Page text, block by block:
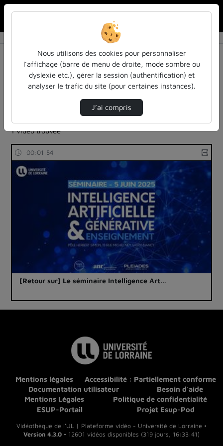
Résultats de la recherche
Filtres actifs (cliquer pour en retirer) :
reportages
sdun-videos-en-ligne
sdun-videos-en-ligne
sdun-videos-en-ligne
enseignement-superieur
1 vidéo trouvée
00:01:54
[Retour sur] Le séminaire Intelligence Art…
Mentions légales
Accessibilité : Partiellement conforme
Documentation utilisateur
Besoin d'aide
Mentions Légales
Politique de confidentialité
ESUP-Portail
Projet Esup-Pod
Vidéothèque de l'UL | Plateforme vidéo - Université de Lorraine •
Version 4.3.0 • 12601 vidéos disponibles (319 jours, 16:33:41)
Nous utilisons des cookies pour personnaliser
l’affichage (barre de menu de droite, mode sombre ou
dyslexie etc.), gérer la session (authentification) et
analyser le trafic du site (pour certaines instances).
J’ai compris